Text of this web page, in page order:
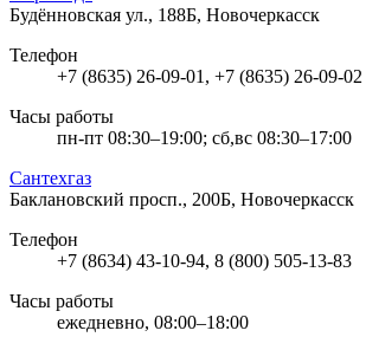
Будённовская ул., 188Б, Новочеркасск
Телефон
+7 (8635) 26-09-01, +7 (8635) 26-09-02
Часы работы
пн-пт 08:30–19:00; сб,вс 08:30–17:00
Сантехгаз
Баклановский просп., 200Б, Новочеркасск
Телефон
+7 (8634) 43-10-94, 8 (800) 505-13-83
Часы работы
ежедневно, 08:00–18:00